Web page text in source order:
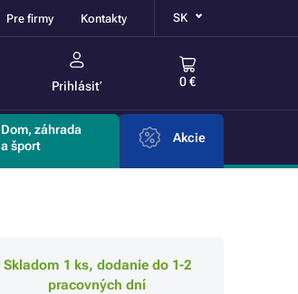
Pre firmy Kontakty SK
Prihlásiť 0 €
Dom, záhrada
a šport
Akcie
Skladom 1 ks, dodanie do 1-2
pracovných dní